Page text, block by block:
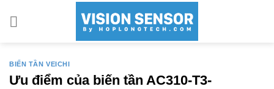
BIẾN TẦN VEICHI
Ưu điểm của biến tần AC310-T3-